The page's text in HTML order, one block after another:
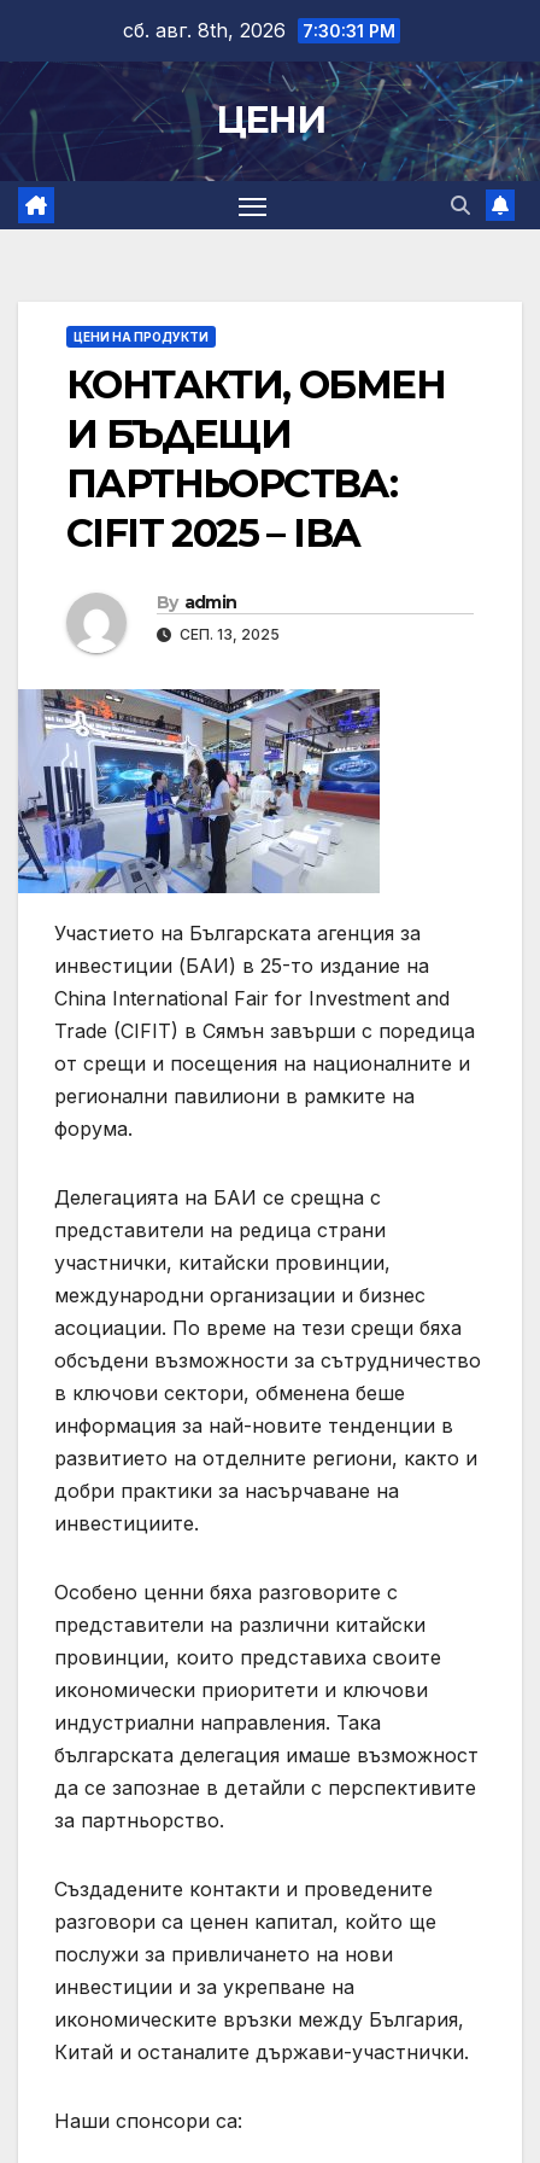
content
сб. авг. 8th, 2026 7:30:31 PM
ЦЕНИ
ЦЕНИ НА ПРОДУКТИ
КОНТАКТИ, ОБМЕН
И БЪДЕЩИ
ПАРТНЬОРСТВА:
CIFIT 2025 – IBA
By admin
СЕП. 13, 2025
Участието на Българската агенция за
инвестиции (БАИ) в 25-то издание на
China International Fair for Investment and
Trade (CIFIT) в Сямън завърши с поредица
от срещи и посещения на националните и
регионални павилиони в рамките на
форума.
Делегацията на БАИ се срещна с
представители на редица страни
участнички, китайски провинции,
международни организации и бизнес
асоциации. По време на тези срещи бяха
обсъдени възможности за сътрудничество
в ключови сектори, обменена беше
информация за най-новите тенденции в
развитието на отделните региони, както и
добри практики за насърчаване на
инвестициите.
Особено ценни бяха разговорите с
представители на различни китайски
провинции, които представиха своите
икономически приоритети и ключови
индустриални направления. Така
българската делегация имаше възможност
да се запознае в детайли с перспективите
за партньорство.
Създадените контакти и проведените
разговори са ценен капитал, който ще
послужи за привличането на нови
инвестиции и за укрепване на
икономическите връзки между България,
Китай и останалите държави-участнички.
Наши спонсори са: